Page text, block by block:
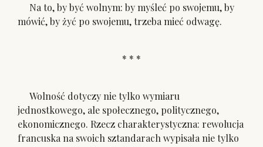
Na to, by być wolnym: by myśleć po swojemu, by
mówić, by żyć po swojemu, trzeba mieć odwagę.
* * *
Wolność dotyczy nie tylko wymiaru
jednostkowego, ale społecznego, politycznego,
ekonomicznego. Rzecz charakterystyczna: rewolucja
francuska na swoich sztandarach wypisała nie tylko